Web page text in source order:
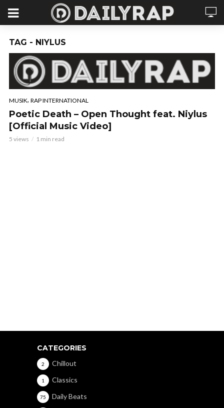
TAG - NIYLUS
MUSIK, RAP INTERNATIONAL
Poetic Death – Open Thought feat. Niylus
[Official Music Video]
5 views 1 min read
CATEGORIES
Chillout
2
Classics
1
Daily Beats
75